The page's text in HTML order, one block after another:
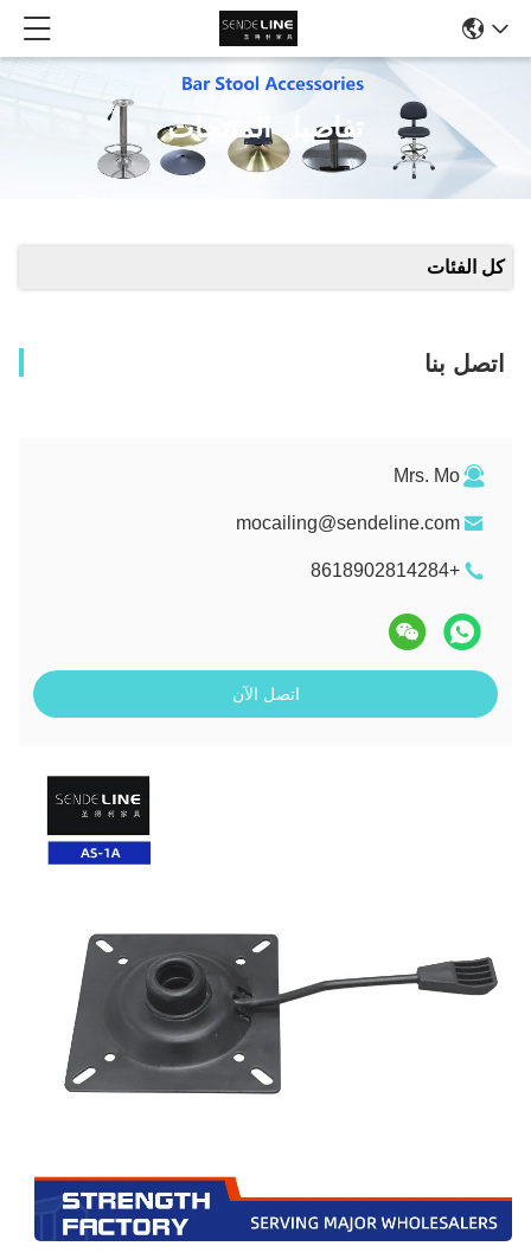
تفاصيل المنتجات
كل الفئات
اتصل بنا
Mrs. Mo
mocailing@sendeline.com
+8618902814284
اتصل الآن